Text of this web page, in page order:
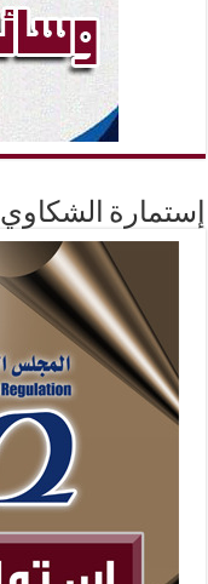
إستمارة الشكاوي